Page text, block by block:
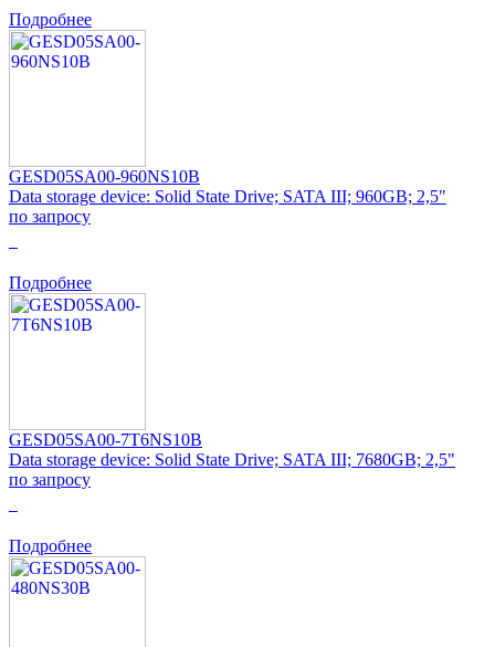
Подробнее
GESD05SA00-960NS10B
Data storage device: Solid State Drive; SATA III; 960GB; 2,5"
по запросу
Подробнее
GESD05SA00-7T6NS10B
Data storage device: Solid State Drive; SATA III; 7680GB; 2,5"
по запросу
Подробнее